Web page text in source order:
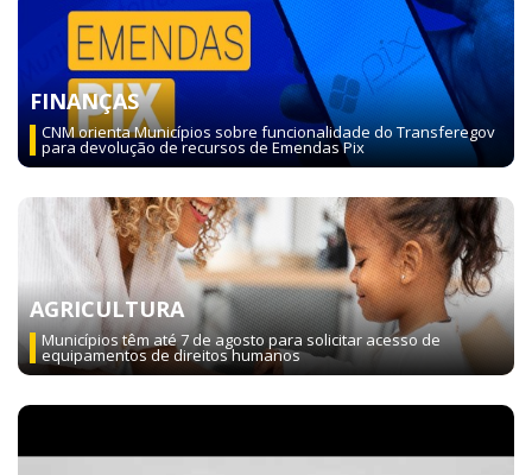
FINANÇAS
CNM orienta Municípios sobre funcionalidade do Transferegov
para devolução de recursos de Emendas Pix
AGRICULTURA
Municípios têm até 7 de agosto para solicitar acesso de
equipamentos de direitos humanos